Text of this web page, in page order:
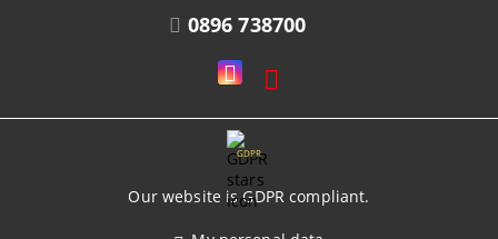
0896 738700
GDPR
Our website is GDPR compliant.